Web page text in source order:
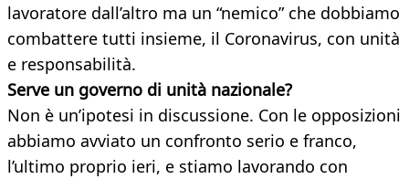
lavoratore dall’altro ma un “nemico” che dobbiamo
combattere tutti insieme, il Coronavirus, con unità
e responsabilità.
Serve un governo di unità nazionale?
Non è un’ipotesi in discussione. Con le opposizioni
abbiamo avviato un confronto serio e franco,
l’ultimo proprio ieri, e stiamo lavorando con